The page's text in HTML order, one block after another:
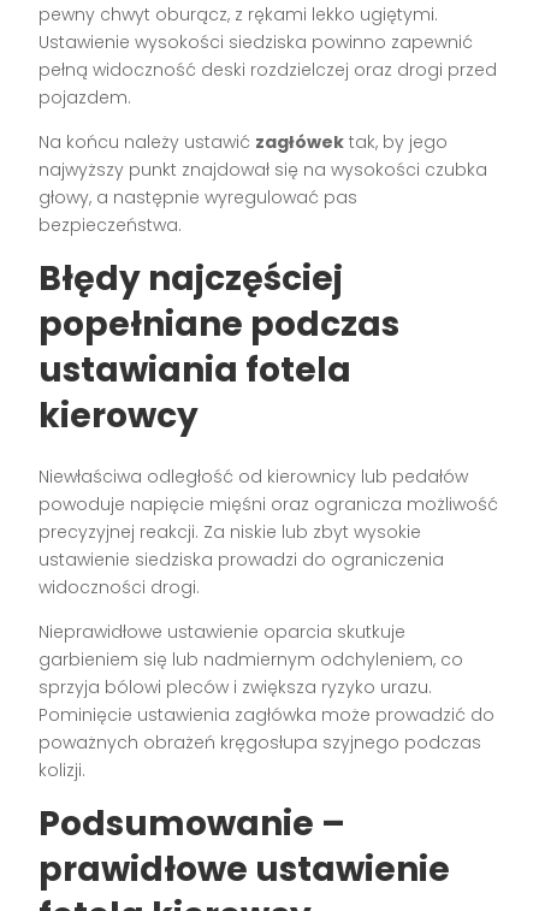
pewny chwyt oburącz, z rękami lekko ugiętymi.
Ustawienie wysokości siedziska powinno zapewnić
pełną widoczność deski rozdzielczej oraz drogi przed
pojazdem.
Na końcu należy ustawić zagłówek tak, by jego
najwyższy punkt znajdował się na wysokości czubka
głowy, a następnie wyregulować pas
bezpieczeństwa.
Błędy najczęściej
popełniane podczas
ustawiania fotela
kierowcy
Niewłaściwa odległość od kierownicy lub pedałów
powoduje napięcie mięśni oraz ogranicza możliwość
precyzyjnej reakcji. Za niskie lub zbyt wysokie
ustawienie siedziska prowadzi do ograniczenia
widoczności drogi.
Nieprawidłowe ustawienie oparcia skutkuje
garbieniem się lub nadmiernym odchyleniem, co
sprzyja bólowi pleców i zwiększa ryzyko urazu.
Pominięcie ustawienia zagłówka może prowadzić do
poważnych obrażeń kręgosłupa szyjnego podczas
kolizji.
Podsumowanie –
prawidłowe ustawienie